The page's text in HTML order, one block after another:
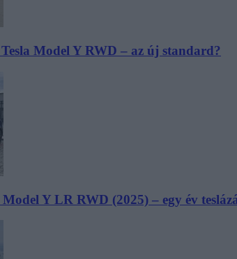
Model Y RWD – az új standard?
Model Y LR RWD (2025) – egy év